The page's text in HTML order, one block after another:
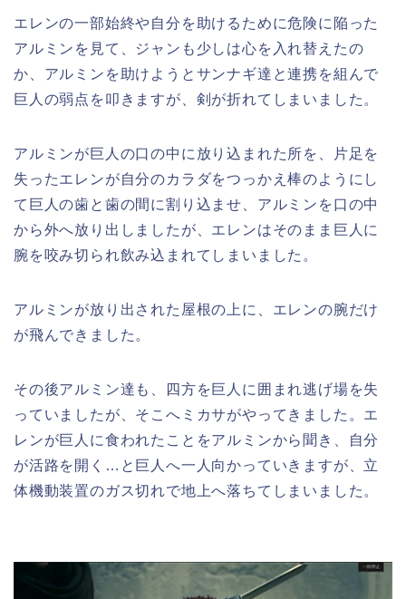
エレンの一部始終や自分を助けるために危険に陥った
アルミンを見て、ジャンも少しは心を入れ替えたの
か、アルミンを助けようとサンナギ達と連携を組んで
巨人の弱点を叩きますが、剣が折れてしまいました。
アルミンが巨人の口の中に放り込まれた所を、片足を
失ったエレンが自分のカラダをつっかえ棒のようにし
て巨人の歯と歯の間に割り込ませ、アルミンを口の中
から外へ放り出しましたが、エレンはそのまま巨人に
腕を咬み切られ飲み込まれてしまいました。
アルミンが放り出された屋根の上に、エレンの腕だけ
が飛んできました。
その後アルミン達も、四方を巨人に囲まれ逃げ場を失
っていましたが、そこへミカサがやってきました。エ
レンが巨人に食われたことをアルミンから聞き、自分
が活路を開く…と巨人へ一人向かっていきますが、立
体機動装置のガス切れで地上へ落ちてしまいました。